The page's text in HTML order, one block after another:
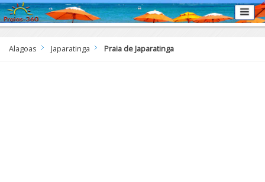
Alagoas Japaratinga Praia de Japaratinga